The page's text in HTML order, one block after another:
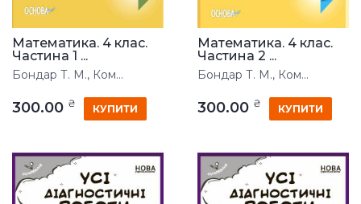
Математика. 4 клас.
Частина 1 ...
Бондар Т. М., Ком...
300.00 ₴ КУПИТИ
Математика. 4 клас.
Частина 2 ...
Бондар Т. М., Ком...
300.00 ₴ КУПИТИ